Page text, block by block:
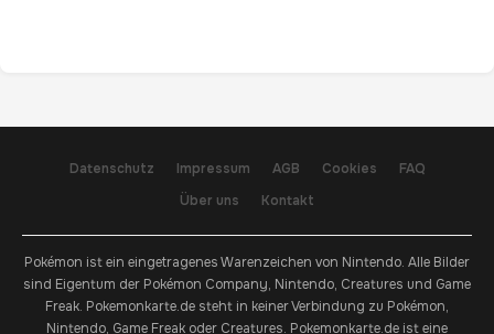
Datenschutz Impressum AGB Cookies
FAQ
Über uns
Kontakt
Pokémon ist ein eingetragenes Warenzeichen von Nintendo. Alle Bilder
sind Eigentum der Pokémon Company, Nintendo, Creatures und Game
Freak. Pokemonkarte.de steht in keiner Verbindung zu Pokémon,
Nintendo, Game Freak oder Creatures. Pokemonkarte.de ist eine